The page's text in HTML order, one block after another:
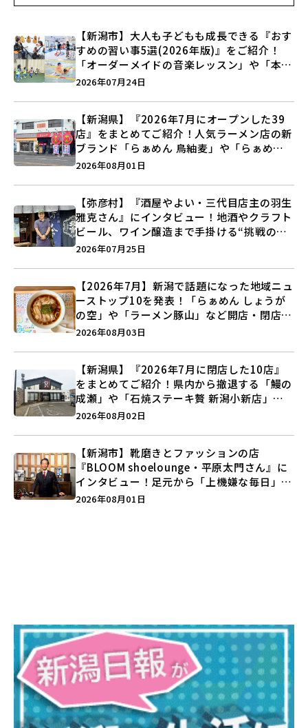
【新潟市】大人も子どもも成長できる『おす
すめの習い事5選(2026年版)』をご紹介！
「オーダーメイドの音楽レッスン」や「本格
キックボクシング」で新しい自分を見つけよ
2026年07月24日
【新潟県】『2026年7月にオープンした39
店』をまとめてご紹介！人気ラーメン店の新
ブランド「らぁめん 鳥紬麦」や「らぁめん
しょうがの空」など盛りだくさん♪
2026年08月01日
【弥彦村】『酒屋やよい・三代目店主の羽生
雅克さん』にインタビュー！地酒やクラフト
ビール、ワイン醸造まで手掛ける“挑戦の歴
史”に迫る♪
2026年07月25日
【2026年7月】新潟で話題になった地域ニュ
ーストップ10を発表！「らぁめん しょうが
の空」や「ラーメン豚山」など開店・閉店の
注目記事をランキングでご紹介♪
2026年08月03日
【新潟県】『2026年7月に閉店した10店』
をまとめてご紹介！県内から撤退する「鰻の
成瀬」や「石焼ステーキ贅 新潟小新店」が
営業に幕…。
2026年08月02日
【新潟市】靴磨きとファッションの店
『BLOOM shoelounge・平原太門さん』に
インタビュー！足元から「上機嫌な毎日」を
つくる装いの提案とは？
2026年08月01日